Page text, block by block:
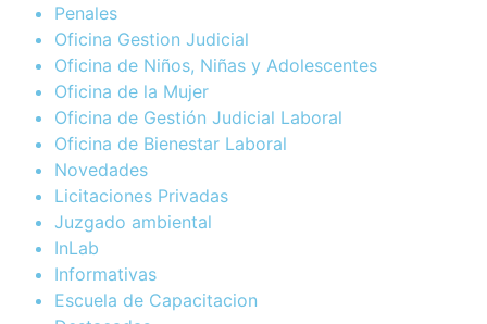
Penales
Oficina Gestion Judicial
Oficina de Niños, Niñas y Adolescentes
Oficina de la Mujer
Oficina de Gestión Judicial Laboral
Oficina de Bienestar Laboral
Novedades
Licitaciones Privadas
Juzgado ambiental
InLab
Informativas
Escuela de Capacitacion